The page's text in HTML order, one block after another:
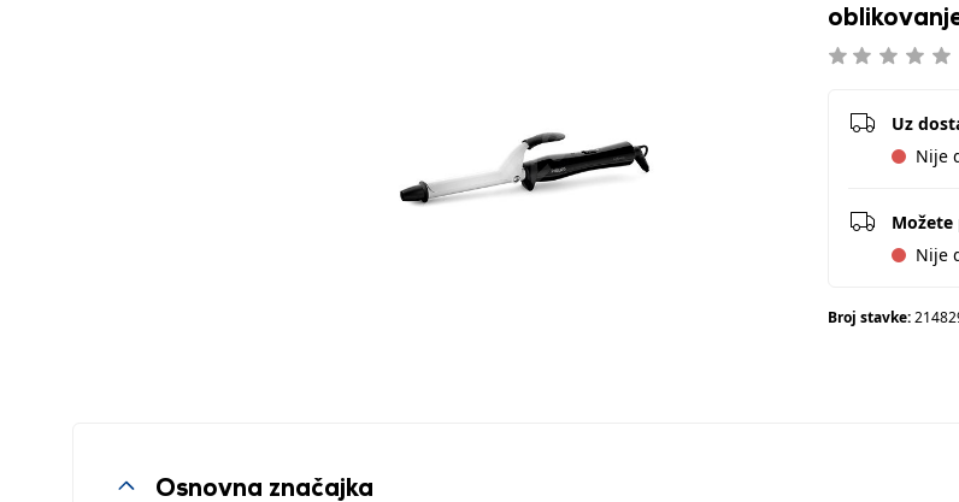
Uz
Nije
Nije
Broj stavke:
Osnovna značajka